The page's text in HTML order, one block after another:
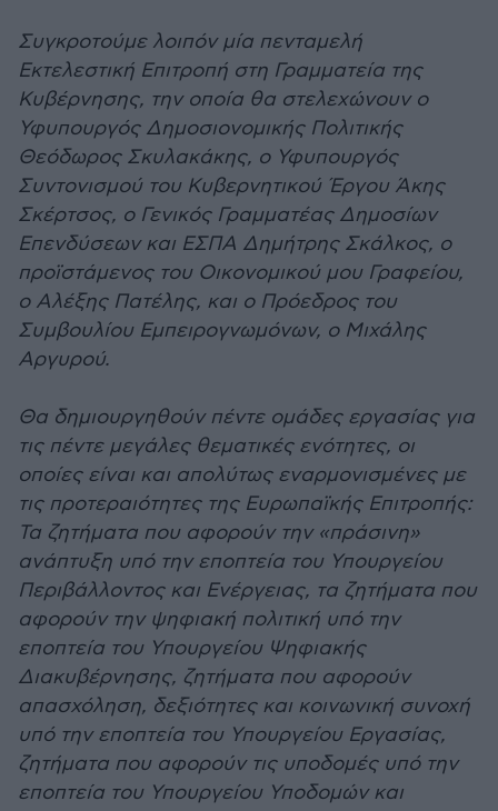
Συγκροτούμε λοιπόν μία πενταμελή
Εκτελεστική Επιτροπή στη Γραμματεία της
Κυβέρνησης, την οποία θα στελεχώνουν ο
Υφυπουργός Δημοσιονομικής Πολιτικής
Θεόδωρος Σκυλακάκης, ο Υφυπουργός
Συντονισμού του Κυβερνητικού Έργου Άκης
Σκέρτσος, ο Γενικός Γραμματέας Δημοσίων
Επενδύσεων και ΕΣΠΑ Δημήτρης Σκάλκος, ο
προϊστάμενος του Οικονομικού μου Γραφείου,
ο Αλέξης Πατέλης, και ο Πρόεδρος του
Συμβουλίου Εμπειρογνωμόνων, ο Μιχάλης
Αργυρού.
Θα δημιουργηθούν πέντε ομάδες εργασίας για
τις πέντε μεγάλες θεματικές ενότητες, οι
οποίες είναι και απολύτως εναρμονισμένες με
τις προτεραιότητες της Ευρωπαϊκής Επιτροπής:
Τα ζητήματα που αφορούν την «πράσινη»
ανάπτυξη υπό την εποπτεία του Υπουργείου
Περιβάλλοντος και Ενέργειας, τα ζητήματα που
αφορούν την ψηφιακή πολιτική υπό την
εποπτεία του Υπουργείου Ψηφιακής
Διακυβέρνησης, ζητήματα που αφορούν
απασχόληση, δεξιότητες και κοινωνική συνοχή
υπό την εποπτεία του Υπουργείου Εργασίας,
ζητήματα που αφορούν τις υποδομές υπό την
εποπτεία του Υπουργείου Υποδομών και